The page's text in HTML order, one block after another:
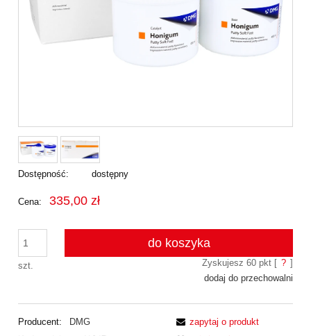
Dostępność: dostępny
Cena: 335,00 zł
szt.
do koszyka
Zyskujesz 60pkt [ ? ]
dodaj do przechowalni
Producent:
DMG
zapytaj o produkt